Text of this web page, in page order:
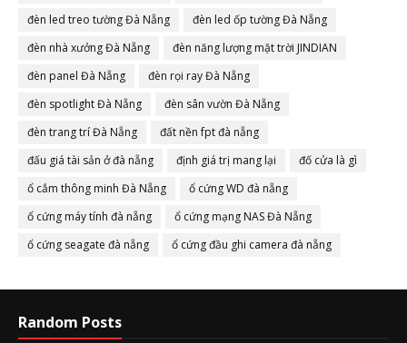
đèn led treo tường Đà Nẵng
đèn led ốp tường Đà Nẵng
đèn nhà xưởng Đà Nẵng
đèn năng lượng mặt trời JINDIAN
đèn panel Đà Nẵng
đèn rọi ray Đà Nẵng
đèn spotlight Đà Nẵng
đèn sân vườn Đà Nẵng
đèn trang trí Đà Nẵng
đất nền fpt đà nẵng
đấu giá tài sản ở đà nẵng
định giá trị mang lại
đố cửa là gì
ổ cắm thông minh Đà Nẵng
ổ cứng WD đà nẵng
ổ cứng máy tính đà nẵng
ổ cứng mạng NAS Đà Nẵng
ổ cứng seagate đà nẵng
ổ cứng đầu ghi camera đà nẵng
Random Posts